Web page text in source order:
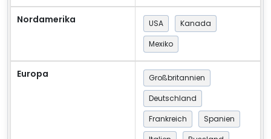
Nordamerika USA
Kanada
Mexiko
Europa
Großbritannien
Deutschland
Frankreich
Spanien